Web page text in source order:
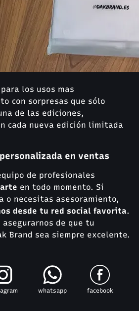
los usos mas
con sorpresas que sólo
de las ediciones,
cada nueva edición limitada
en ventas
de profesionales
en todo momento. Si
o necesitas asesoramiento,
desde tu red social favorita.
asegurarnos de que tu
Brand sea siempre excelente.
whatsapp facebook